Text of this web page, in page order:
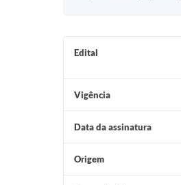
Edital
Vigência
Data da assinatura
Origem